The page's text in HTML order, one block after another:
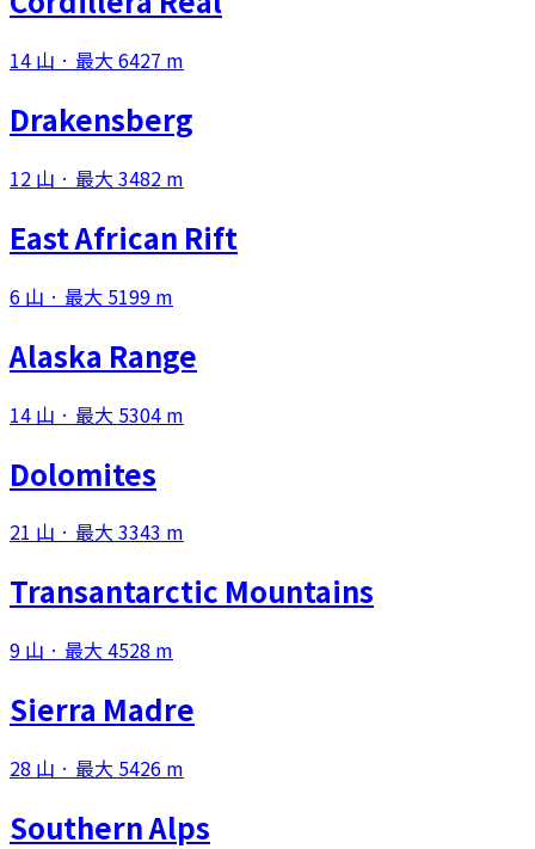
14 山 · 最大 6427 m
Drakensberg
12 山 · 最大 3482 m
East African Rift
6 山 · 最大 5199 m
Alaska Range
14 山 · 最大 5304 m
Dolomites
21 山 · 最大 3343 m
Transantarctic Mountains
9 山 · 最大 4528 m
Sierra Madre
28 山 · 最大 5426 m
Southern Alps